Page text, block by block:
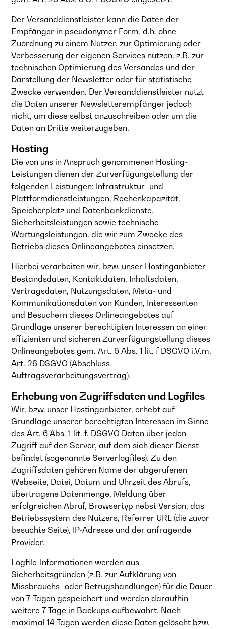
Der Versanddienstleister kann die Daten der
Empfänger in pseudonymer Form, d.h. ohne
Zuordnung zu einem Nutzer, zur Optimierung oder
Verbesserung der eigenen Services nutzen, z.B. zur
technischen Optimierung des Versandes und der
Darstellung der Newsletter oder für statistische
Zwecke verwenden. Der Versanddienstleister nutzt
die Daten unserer Newsletterempfänger jedoch
nicht, um diese selbst anzuschreiben oder um die
Daten an Dritte weiterzugeben.
Hosting
Die von uns in Anspruch genommenen Hosting-
Leistungen dienen der Zurverfügungstellung der
folgenden Leistungen: Infrastruktur- und
Plattformdienstleistungen, Rechenkapazität,
Speicherplatz und Datenbankdienste,
Sicherheitsleistungen sowie technische
Wartungsleistungen, die wir zum Zwecke des
Betriebs dieses Onlineangebotes einsetzen.
Hierbei verarbeiten wir, bzw. unser Hostinganbieter
Bestandsdaten, Kontaktdaten, Inhaltsdaten,
Vertragsdaten, Nutzungsdaten, Meta- und
Kommunikationsdaten von Kunden, Interessenten
und Besuchern dieses Onlineangebotes auf
Grundlage unserer berechtigten Interessen an einer
effizienten und sicheren Zurverfügungstellung dieses
Onlineangebotes gem. Art. 6 Abs. 1 lit. f DSGVO i.V.m.
Art. 28 DSGVO (Abschluss
Auftragsverarbeitungsvertrag).
Erhebung von Zugriffsdaten und Logfiles
Wir, bzw. unser Hostinganbieter, erhebt auf
Grundlage unserer berechtigten Interessen im Sinne
des Art. 6 Abs. 1 lit. f. DSGVO Daten über jeden
Zugriff auf den Server, auf dem sich dieser Dienst
befindet (sogenannte Serverlogfiles). Zu den
Zugriffsdaten gehören Name der abgerufenen
Webseite, Datei, Datum und Uhrzeit des Abrufs,
übertragene Datenmenge, Meldung über
erfolgreichen Abruf, Browsertyp nebst Version, das
Betriebssystem des Nutzers, Referrer URL (die zuvor
besuchte Seite), IP-Adresse und der anfragende
Provider.
Logfile-Informationen werden aus
Sicherheitsgründen (z.B. zur Aufklärung von
Missbrauchs- oder Betrugshandlungen) für die Dauer
von 7 Tagen gespeichert und werden daraufhin
weitere 7 Tage in Backups aufbewahrt. Nach
maximal 14 Tagen werden diese Daten gelöscht bzw.